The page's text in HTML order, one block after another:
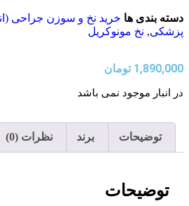
دسته بندی ها خرید نخ و سوزن جراحی
پزشکی, نخ مونوکریل
1,890,000 تومان
در انبار موجود نمی باشد
توضیحات برند نظرات (0)
توضیحات